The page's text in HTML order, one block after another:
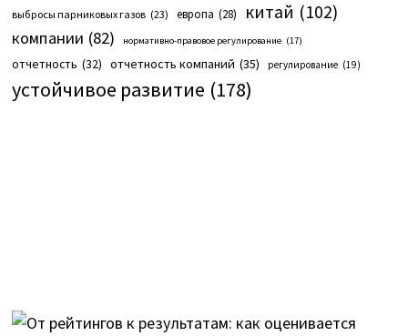
выбросы парниковых газов (23) европа (28) китай (102)
компании (82) нормативно-правовое регулирование (17)
отчетность (32) отчетность компаний (35) регулирование (19)
устойчивое развитие (178)